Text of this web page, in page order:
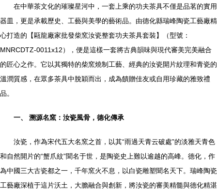
在中華茶文化的璀璨星河中，一套上乘的功夫茶具不僅是品茗的實用
器皿，更是承載歷史、工藝與美學的藝術品。由德化縣瑞峰陶瓷工藝廠精
心打造的【甌龍廠家批發柴窯汝瓷整套功夫茶具套裝】（型號：
MNRCDTZ-0011x12），便是這樣一套將古典韻味與現代審美完美融合
的匠心之作。它以其獨特的柴窯燒制工藝、經典的汝瓷開片紋理和青瓷的
溫潤質感，在眾多茶具中脫穎而出，成為饋贈佳友或自用珍藏的雅致禮
品。
一、 溯源名窯：汝瓷風骨，德化傳承
汝瓷，作為宋代五大名窯之首，以其“雨過天青云破處”的淡雅天青色
和自然開片的“蟹爪紋”聞名于世，是陶瓷史上難以逾越的高峰。德化，作
為中國三大古瓷都之一，千年窯火不息，以白瓷雕塑聞名天下。瑞峰陶瓷
工藝廠深植于這片沃土，大膽融合與創新，將汝瓷的審美精髓與德化精湛